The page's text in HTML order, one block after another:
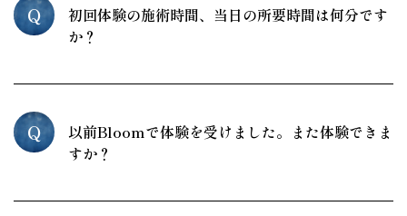
Q
初回体験の施術時間、当日の所要時間は何分です
か？
Q
以前Bloomで体験を受けました。また体験できま
すか？